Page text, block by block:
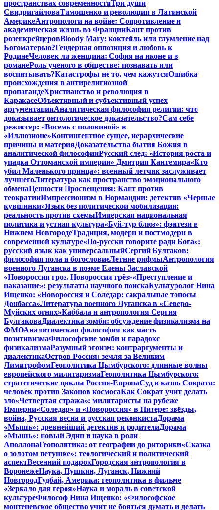
пространствах современностиТри души
СвидригайловаТимошенко и революция в Латинской
АмерикеАнтропологи на войне: Сопротивление и
академическая жизнь во ФранцииКант против
розенкрейцеровBloody Mary: коктейль или глумление над
Богоматерью?Гендерная оппозиция и любовь к
РодинеЧеловек ли женщина: София на иконе и в
романеРоль ученого в обществе: познавать или
воспитывать?Катастрофы не то, чем кажутсяОшибка
происхождения в антирелигиозной
пропагандеХристианство и революция в
КаракасеОбъективный и субъективный успех
аргументацииАналитическая философия религии: что
доказывает онтологическое доказательство?Сам себе
режиссер: «Восемь с половиной» в
«Иллюзионе»Контингентное сущее, иерархические
причины и материяДоказательства бытия Божия в
аналитической философииРусский след: «История роста и
упадка Оттоманской империи» Дмитрия Кантемира«Кто
убил Маленького принца»: военный летчик заслуживает
лучшегоЛитература как пространство эмоционального
обменаЦенности Просвещения: Кант против
теократииИмпрессионизм в Нормандии: детектив «Черные
кувшинки»Язык без политической мобилизации:
реальность против схемыИмперская национальная
политика и устная культура«Буй-тур блюз»: фэнтези в
Нижнем НовгородеТрадиция, модерн и постмодерн в
современной культуре«По-русски говорите ради Бога»:
русский язык как универсальныйСергий Булгаков:
философия пола и богословиеЛетние рифмыАнтропология
военного Луганска в поэме Елены Заславской
«Новороссия гроз. Новороссия грёз»«Преступление и
наказание»: результаты научного поискаКультуролог Нина
Ищенко: «Новороссия и Соледар: сакральные топосы
Донбасса»Литература военного Луганска в «Северо-
Муйских огнях»Каббала и антропология Сергия
БулгаковаДиалектика зомби: обсуждение физикализма на
ФМОАналитическая философия как часть
позитивизмаФилософские зомби и парадокс
физикализмаРазумный эгоизм: контраргументы и
диалектикаОстров Россия: земля за Великим
ЛимитрофомГеополитика Цымбурского: длинные волны
европейского милитаризмаГеополитика Цымбурского:
стратегические циклы Россия-ЕвропаСуд и казнь Сократа:
человек против Законов космосаКак Сократ учит делать
зло«Четвертая стража»: милитаристы на рубеже
Империи«Соледар» и «Новороссия» в Питере: звёзды,
война, Русская весна и русская реконкистаДорама
«Мышь»: древнейший детектив и родителиДорама
«Мышь»: новый Эдип и наука в роли
АполлонаГеополитика: от географии до риторики«Сказка
о золотом петушке»: теологический и политический
аспектВесенний подарокГородская антропология в
ВоронежеНаука, Пушкин, Луганск, Нижний
НовгородГудбай, Америка: геополитика в фильме
«Зеркало для героя»Наука и мораль в советской
культуреФилософ Нина Ищенко: «Философское
монтеневское общество учит не бояться думать и делать